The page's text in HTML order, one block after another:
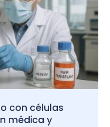
con células
médica y